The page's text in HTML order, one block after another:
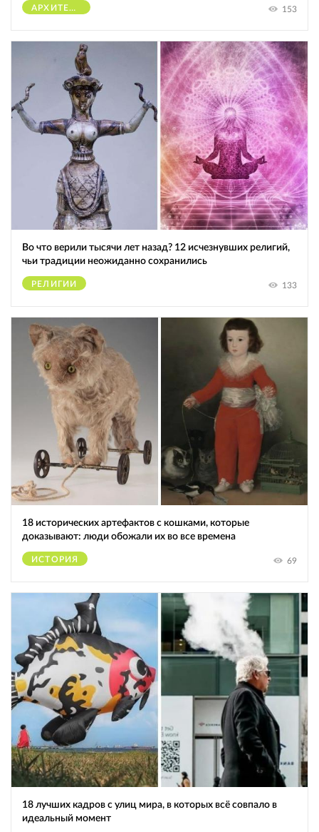
АРХИТЕКТУРА 153
Во что верили тысячи лет назад? 12 исчезнувших религий,
чьи традиции неожиданно сохранились
РЕЛИГИИ 133
18 исторических артефактов с кошками, которые
доказывают: люди обожали их во все времена
ИСТОРИЯ 69
18 лучших кадров с улиц мира, в которых всё совпало в
идеальный момент